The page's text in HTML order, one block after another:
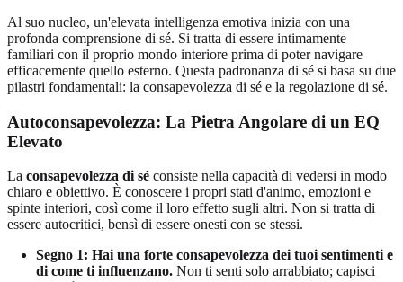
Al suo nucleo, un'elevata intelligenza emotiva inizia con una
profonda comprensione di sé. Si tratta di essere intimamente
familiari con il proprio mondo interiore prima di poter navigare
efficacemente quello esterno. Questa padronanza di sé si basa su due
pilastri fondamentali: la consapevolezza di sé e la regolazione di sé.
Autoconsapevolezza: La Pietra Angolare di un EQ
Elevato
La consapevolezza di sé consiste nella capacità di vedersi in modo
chiaro e obiettivo. È conoscere i propri stati d'animo, emozioni e
spinte interiori, così come il loro effetto sugli altri. Non si tratta di
essere autocritici, bensì di essere onesti con se stessi.
Segno 1: Hai una forte consapevolezza dei tuoi sentimenti e
di come ti influenzano. Non ti senti solo arrabbiato; capisci